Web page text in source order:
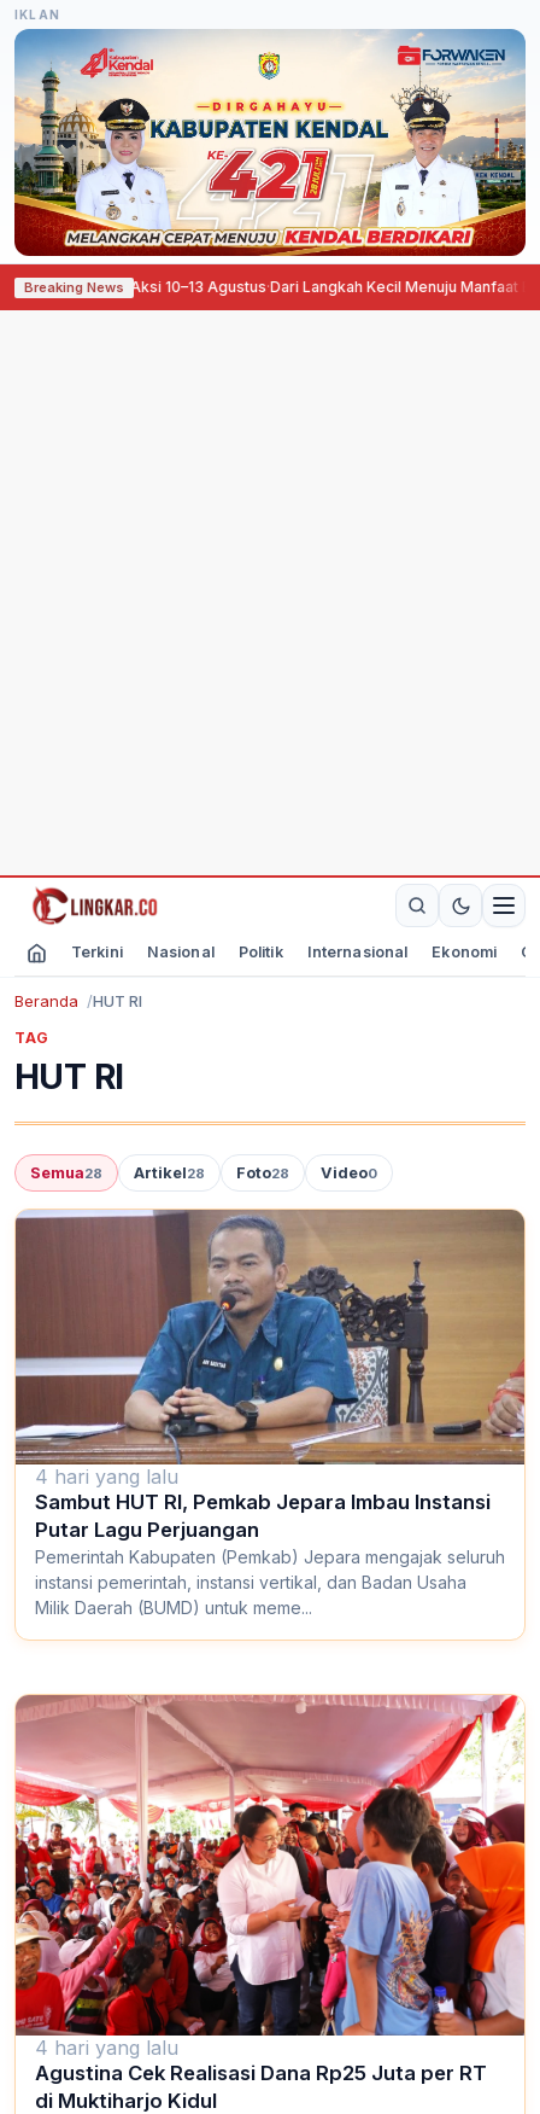
IKLAN
Breaking News
Aksi 10–13 Agustus·Dari Langkah Kecil Menuju Manfaat Besar,
Terkini Nasional Politik Internasional Ekonomi
Beranda HUT RI
TAG
HUT RI
Semua28 Artikel28 Foto28 Video0
4 hari yang lalu
Sambut HUT RI, Pemkab Jepara Imbau Instansi
Putar Lagu Perjuangan
Pemerintah Kabupaten (Pemkab) Jepara mengajak seluruh
instansi pemerintah, instansi vertikal, dan Badan Usaha
Milik Daerah (BUMD) untuk meme...
4 hari yang lalu
Agustina Cek Realisasi Dana Rp25 Juta per RT
di Muktiharjo Kidul